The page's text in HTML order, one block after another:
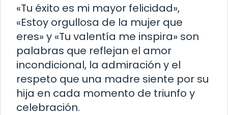
«Tu éxito es mi mayor felicidad»,
«Estoy orgullosa de la mujer que
eres» y «Tu valentía me inspira» son
palabras que reflejan el amor
incondicional, la admiración y el
respeto que una madre siente por su
hija en cada momento de triunfo y
celebración.